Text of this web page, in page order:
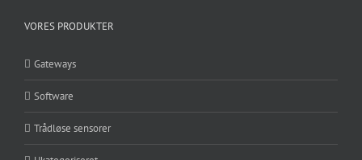
VORES PRODUKTER
Gateways
Software
Trådløse sensorer